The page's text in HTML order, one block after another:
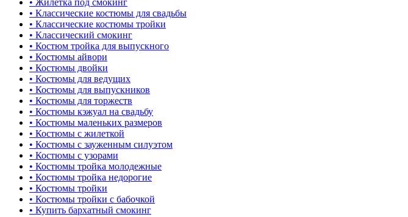
• Классические костюмы для свадьбы
• Классические костюмы тройки
• Классический смокинг
• Костюм тройка для выпускного
• Костюмы айвори
• Костюмы двойки
• Костюмы для ведущих
• Костюмы для выпускников
• Костюмы для торжеств
• Костюмы кэжуал на свадьбу
• Костюмы маленьких размеров
• Костюмы с жилеткой
• Костюмы с зауженным силуэтом
• Костюмы с узорами
• Костюмы тройка молодежные
• Костюмы тройка недорогие
• Костюмы тройки
• Костюмы тройки с бабочкой
• Купить бархатный смокинг